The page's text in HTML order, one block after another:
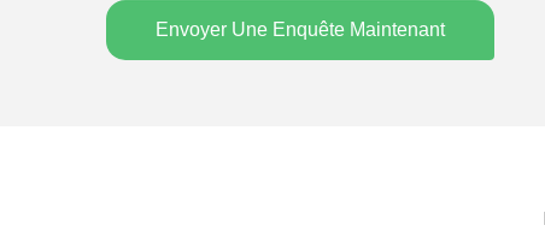
Envoyer Une Enquête Maintenant